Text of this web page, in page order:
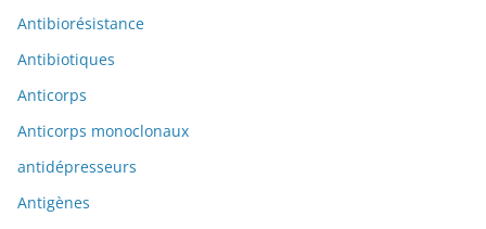
Antibiorésistance
Antibiotiques
Anticorps
Anticorps monoclonaux
antidépresseurs
Antigènes